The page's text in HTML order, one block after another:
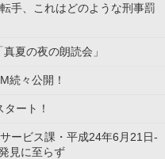
手、これはどのような刑事罰
夏の夜の朗読会」
続々公開！
ート！
ービス課・平成24年6月21日-
見に至らず